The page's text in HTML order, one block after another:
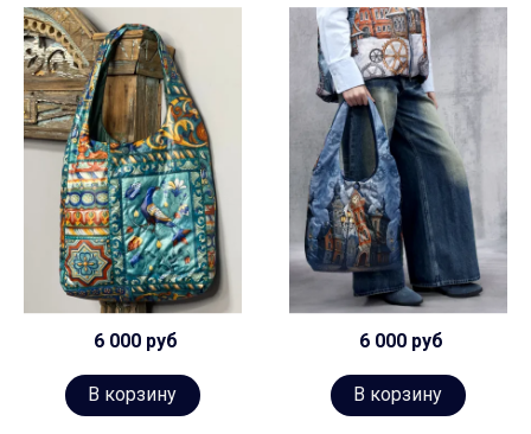
6 000 руб
В корзину
6 000 руб
В корзину